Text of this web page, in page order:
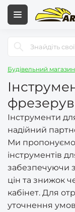
Будівельний магазин
Інструменти
надійний
Ми
інструментів
забезпечуючи
цін та знижок
кабінет. Для
уточнення умов